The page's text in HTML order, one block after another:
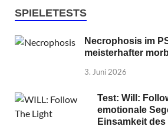
SPIELETESTS
Necrophosis im
meisterhafter
3. Juni 2026
Test: Will:
emotionale
Einsamkeit